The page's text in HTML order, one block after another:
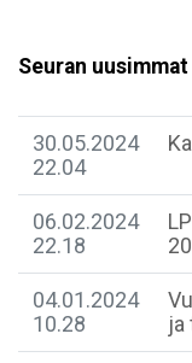
Seuran uusimmat
30.05.2024
22.04
06.02.2024
22.18
04.01.2024
10.28
ja